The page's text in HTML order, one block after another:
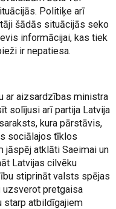
Politiķe arī
šādās situācijās seko
informācijai, kas tiek
ir nepatiesa.
ar aizsardzības ministra
solījusi arī partija Latvija
kura pārstāvis,
sociālajos tīklos
jāspēj atklāti Saeimai un
Latvijas cilvēku
stiprināt valsts spējas
uzsverot pretgaisa
starp atbildīgajiem